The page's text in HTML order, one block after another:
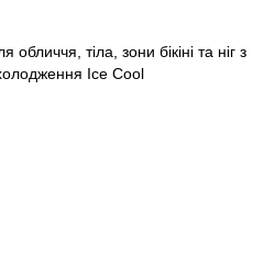
тіла, зони бікіні та ніг з
Ice Cool